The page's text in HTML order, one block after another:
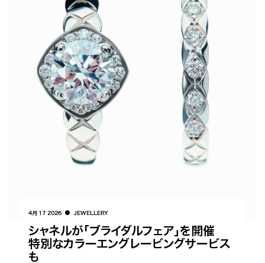
4月 17 2026 JEWELLERY
シャネルが「ブライダルフェア」を開催
特別なカラーエングレービングサービス
も